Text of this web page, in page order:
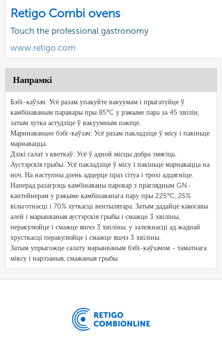
Retigo Combi ovens
Touch the professional gastronomy
www.retigo.com
Напрамкі
Бэбі-каўзач: Усё разам упакуйте вакуумам і прыгатуйце ў
камбінаваным паравары пры 85°C у рэжыме пара за 45 хвілін,
затым хутка астудзіце ў вакуумным пакеце.
Маринаваньне бэбі-каўзач: Усё разам пакладзіце ў місу і пакіньце
марнавацца.
Дзікі салат з кветкаў: Усё ў адной місцы добра змясіць.
Аустэрскія грыбы: Усё пакладзіце ў місу і пакіньце марнавацца на
ноч. На наступны дзень адцерце праз сітуа і трохі адцягніце.
Наперад разагрэць камбінаваны паровар з праглядным GN-
кантейнерам у рэжыме камбінаванага пару пры 225°C, 25%
вільготнасці і 70% хуткасці вентылятара. Затым дадайце какосавы
алей і марынваныя аустэрскія грыбы і смажце 3 хвіліны,
перакулюйце і смажце яшчэ 3 хвіліны, у залежнасці ад жаднай
хрусткасці перакулюйце і смажце яшчэ 3 хвіліны.
Затым упрыгожце салату марынваным бэбі-каўзачом - таматнага
міксу і нарэзаныя, смажаныя грыбы.